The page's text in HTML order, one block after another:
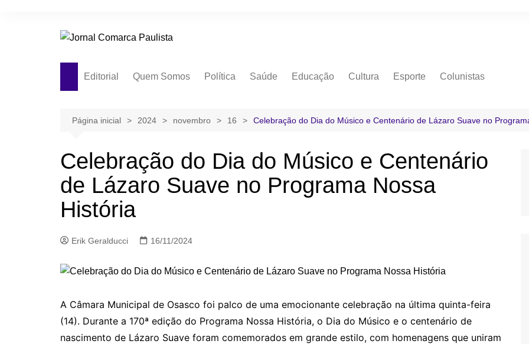
Editorial Quem Somos Política Saúde Educação Cultura Esporte Colunistas
Página inicial 2024 novembro 16 Celebração do Dia do Músico e Centenário de Lázaro Suave no
Celebração do Dia do Músico e Centenário
de Lázaro Suave no Programa Nossa
História
Erik Geralducci 16/11/2024
A Câmara Municipal de Osasco foi palco de uma emocionante celebração na última quinta-feira
(14). Durante a 170ª edição do Programa Nossa História, o Dia do Músico e o centenário de
nascimento de Lázaro Suave foram comemorados em grande estilo, com homenagens que uniram